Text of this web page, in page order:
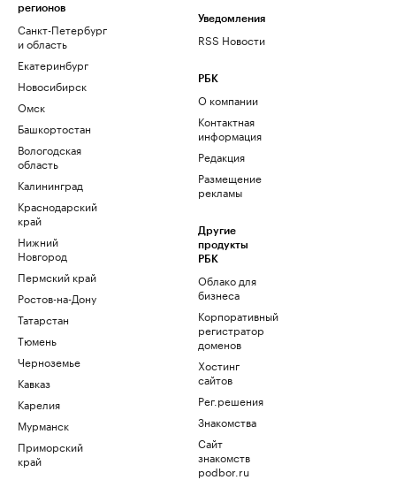
регионов
Санкт-Петербург
и область
Екатеринбург
Новосибирск
Омск
Башкортостан
Вологодская
область
Калининград
Краснодарский
край
Нижний
Новгород
Пермский край
Ростов-на-Дону
Татарстан
Тюмень
Черноземье
Кавказ
Карелия
Мурманск
Приморский
край
Уведомления
RSS Новости
РБК
О компании
Контактная
информация
Редакция
Размещение
рекламы
Другие
продукты
РБК
Облако для
бизнеса
Корпоративный
регистратор
доменов
Хостинг
сайтов
Рег.решения
Знакомства
Сайт
знакомств
podbor.ru